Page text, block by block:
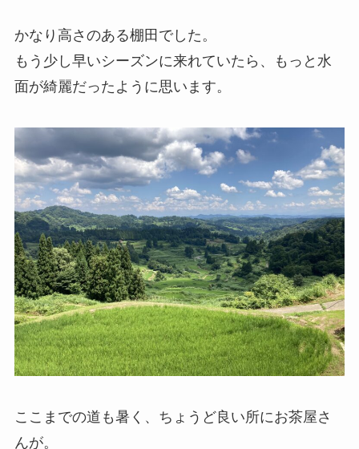
かなり高さのある棚田でした。
もう少し早いシーズンに来れていたら、もっと水
面が綺麗だったように思います。
ここまでの道も暑く、ちょうど良い所にお茶屋さ
んが。